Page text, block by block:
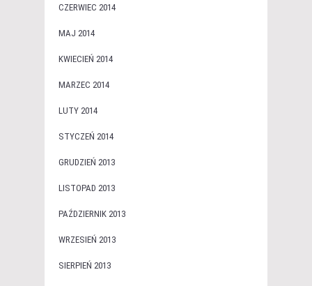
CZERWIEC 2014
MAJ 2014
KWIECIEŃ 2014
MARZEC 2014
LUTY 2014
STYCZEŃ 2014
GRUDZIEŃ 2013
LISTOPAD 2013
PAŹDZIERNIK 2013
WRZESIEŃ 2013
SIERPIEŃ 2013